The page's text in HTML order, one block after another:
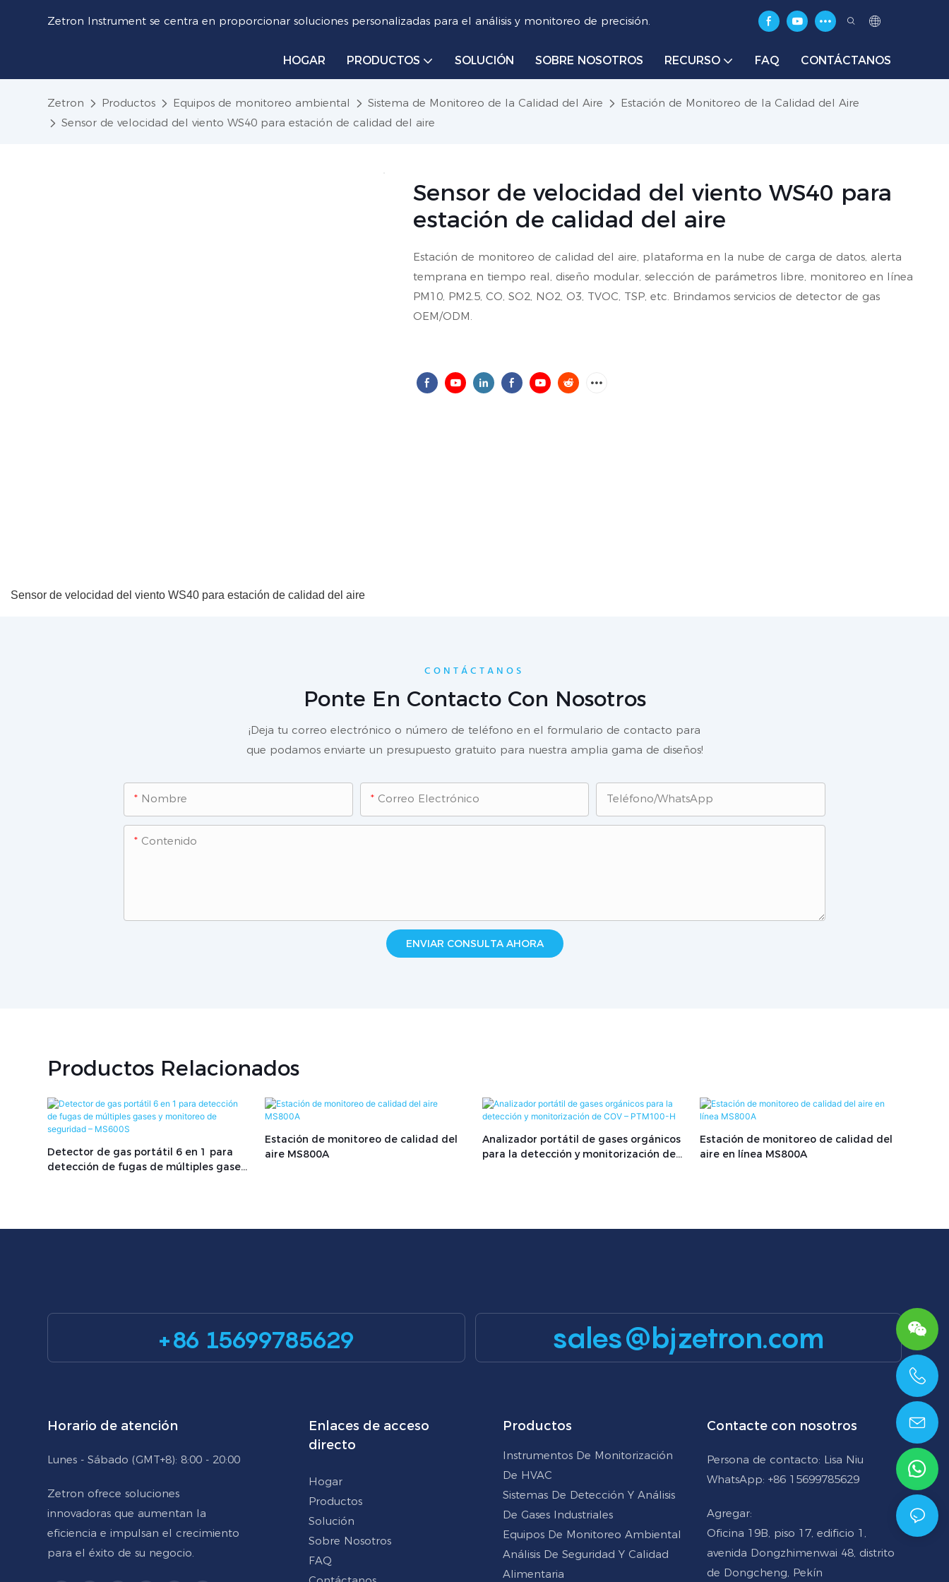
Zetron Instrument se centra en proporcionar soluciones personalizadas para el análisis y monitoreo de precisión.
HOGAR PRODUCTOS SOLUCIÓN SOBRE NOSOTROS RECURSO FAQ CONTÁCTANOS
Zetron Productos Equipos de monitoreo ambiental Sistema de Monitoreo de la Calidad del Aire
Estación de Monitoreo de la Calidad del Aire
Sensor de velocidad del viento WS40 para estación de calidad del aire
Sensor de velocidad del viento WS40 para
estación de calidad del aire
Estación de monitoreo de calidad del aire, plataforma en la nube de carga de datos, alerta
temprana en tiempo real, diseño modular, selección de parámetros libre, monitoreo en línea
PM10, PM2.5, CO, SO2, NO2, O3, TVOC, TSP, etc. Brindamos servicios de detector de gas
OEM/ODM.
Sensor de velocidad del viento WS40 para estación de calidad del aire
CONTÁCTANOS
Ponte En Contacto Con Nosotros
¡Deja tu correo electrónico o número de teléfono en el formulario de contacto para
que podamos enviarte un presupuesto gratuito para nuestra amplia gama de diseños!
Nombre Correo Electrónico Teléfono/WhatsApp
Contenido
ENVIAR CONSULTA AHORA
Productos Relacionados
Detector de gas portátil 6 en 1 para
detección de fugas de múltiples gases
Estación de monitoreo de calidad del
aire MS800A
Analizador portátil de gases orgánicos
para la detección y monitorización de
Estación de monitoreo de calidad del
aire en línea MS800A
+86 15699785629 sales@bjzetron.com
Horario de atención
Lunes - Sábado (GMT+8): 8:00 - 20:00
Zetron ofrece soluciones
innovadoras que aumentan la
eficiencia e impulsan el crecimiento
para el éxito de su negocio.
Enlaces de acceso
directo
Hogar
Productos
Solución
Sobre Nosotros
FAQ
Productos
Instrumentos De Monitorización
De HVAC
Sistemas De Detección Y Análisis
De Gases Industriales
Equipos De Monitoreo Ambiental
Análisis De Seguridad Y Calidad
Alimentaria
Contacte con nosotros
Persona de contacto: Lisa Niu
WhatsApp: +86 15699785629
Agregar:
Oficina 19B, piso 17, edificio 1,
avenida Dongzhimenwai 48, distrito
de Dongcheng, Pekín